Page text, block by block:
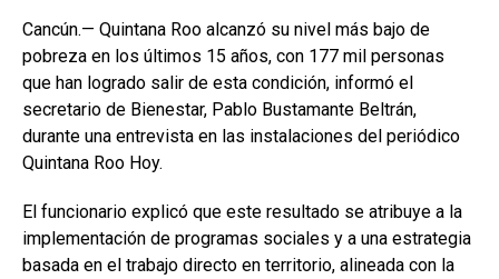
Cancún.— Quintana Roo alcanzó su nivel más bajo de
pobreza en los últimos 15 años, con 177 mil personas
que han logrado salir de esta condición, informó el
secretario de Bienestar, Pablo Bustamante Beltrán,
durante una entrevista en las instalaciones del periódico
Quintana Roo Hoy.
El funcionario explicó que este resultado se atribuye a la
implementación de programas sociales y a una estrategia
basada en el trabajo directo en territorio, alineada con la